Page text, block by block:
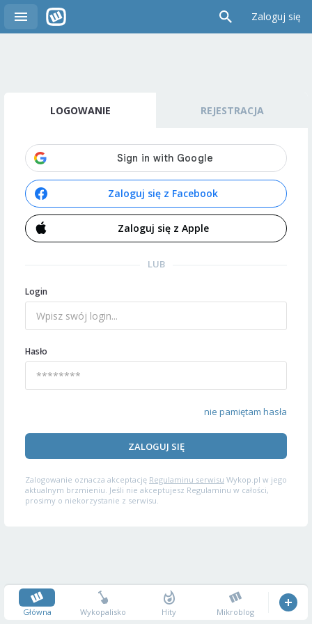
Zaloguj się
LOGOWANIE REJESTRACJA
Zaloguj się z Facebook
Zaloguj się z Apple
LUB
Login
Hasło
nie pamiętam hasła
ZALOGUJ SIĘ
Zalogowanie oznacza akceptację Regulaminu serwisu Wykop.pl w jego
aktualnym brzmieniu. Jeśli nie akceptujesz Regulaminu w całości,
prosimy o niekorzystanie z serwisu.
Główna Wykopalisko Hity Mikroblog